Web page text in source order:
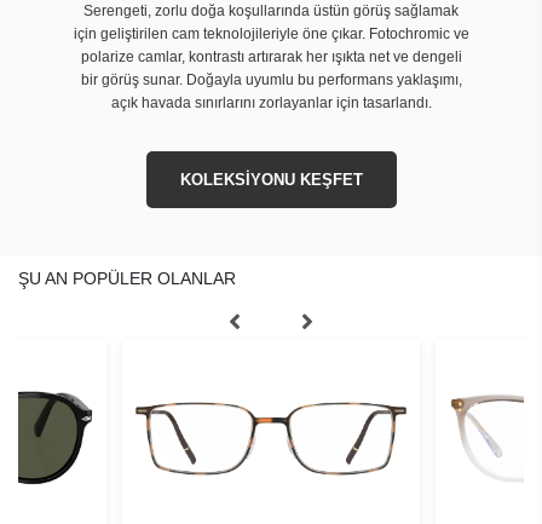
Serengeti, zorlu doğa koşullarında üstün görüş sağlamak
için geliştirilen cam teknolojileriyle öne çıkar. Fotochromic ve
polarize camlar, kontrastı artırarak her ışıkta net ve dengeli
bir görüş sunar. Doğayla uyumlu bu performans yaklaşımı,
açık havada sınırlarını zorlayanlar için tasarlandı.
KOLEKSİYONU KEŞFET
ŞU AN POPÜLER OLANLAR